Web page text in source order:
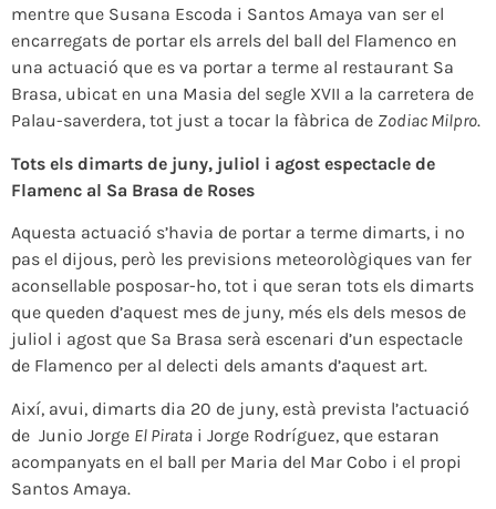
mentre que Susana Escoda i Santos Amaya van ser el
encarregats de portar els arrels del ball del Flamenco en
una actuació que es va portar a terme al restaurant Sa
Brasa, ubicat en una Masia del segle XVII a la carretera de
Palau-saverdera, tot just a tocar la fàbrica de Zodiac Milpro.
Tots els dimarts de juny, juliol i agost espectacle de
Flamenc al Sa Brasa de Roses
Aquesta actuació s’havia de portar a terme dimarts, i no
pas el dijous, però les previsions meteorològiques van fer
aconsellable posposar-ho, tot i que seran tots els dimarts
que queden d’aquest mes de juny, més els dels mesos de
juliol i agost que Sa Brasa serà escenari d’un espectacle
de Flamenco per al delecti dels amants d’aquest art.
Així, avui, dimarts dia 20 de juny, està prevista l’actuació
de Junio Jorge El Pirata i Jorge Rodríguez, que estaran
acompanyats en el ball per Maria del Mar Cobo i el propi
Santos Amaya.